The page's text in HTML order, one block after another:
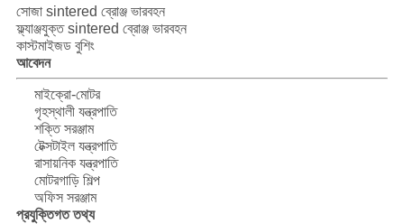
সোজা sintered ব্রোঞ্জ ভারবহন
ফ্ল্যাঞ্জযুক্ত sintered ব্রোঞ্জ ভারবহন
কাস্টমাইজড বুশিং
আবেদন
মাইক্রো-মোটর
গৃহস্থালী যন্ত্রপাতি
শক্তি সরঞ্জাম
টেক্সটাইল যন্ত্রপাতি
রাসায়নিক যন্ত্রপাতি
মোটরগাড়ি শিল্প
অফিস সরঞ্জাম
প্রযুক্তিগত তথ্য